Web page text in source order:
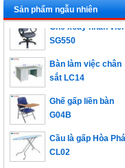
Sản phẩm ngẫu nhiên
Ghế xoay nhân viên
SG550
sắt LC14
G04B
CL02